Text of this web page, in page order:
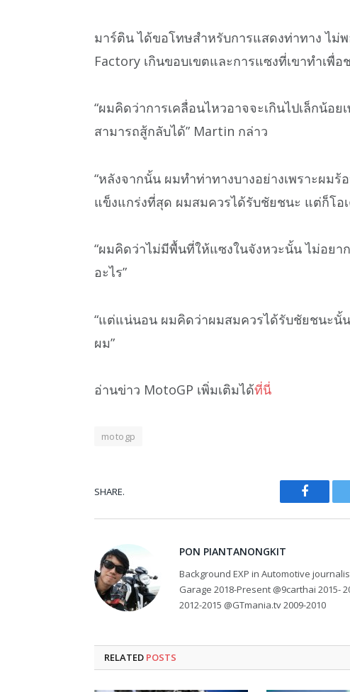
มาร์ติน ได้ขอโทษสำหรับการแสดงท่าทาง ไม่
Factory เกินขอบเขตและการแซงที่เขาทำเพื่
“ผมคิดว่าการเคลื่อนไหวอาจจะเกินไปเล็กน้อ
สามารถสู้กลับได้” Martin กล่าว
“หลังจากนั้น ผมทำท่าทางบางอย่างเพราะผม
แข็งแกร่งที่สุด ผมสมควรได้รับชัยชนะ แต่ก็โอ
“ผมคิดว่าไม่มีพื้นที่ให้แซงในจังหวะนั้น ไม่อยา
อะไร”
“แต่แน่นอน ผมคิดว่าผมสมควรได้รับชัยชนะนั้
ผม”
อ่านข่าว MotoGP เพิ่มเติมได้ที่นี่
motogp
SHARE.
PON PIANTANONGKIT
Background EXP in Automotive
Garage 2018-Present @9carthai 2015-
2012-2015 @GTmania.tv 2009-2010
RELATED POSTS